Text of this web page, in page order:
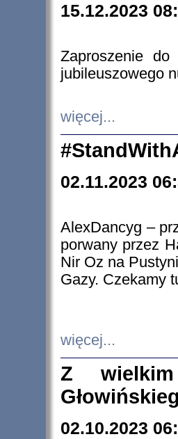
15.12.2023
Zaproszenie do
jubileuszowego
więcej...
02.11.2023
AlexDancyg –
porwany przez
Nir Oz na
Gazy. Czekamy
więcej...
Z
02.10.2023